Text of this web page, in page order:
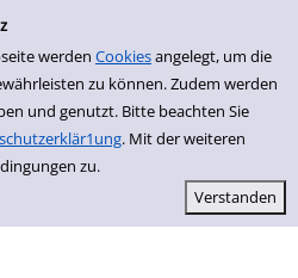
werden Cookiesangelegt, um die
zu können. Zudem werden
und genutzt. Bitte beachten Sie
. Mit der weiteren
zu.